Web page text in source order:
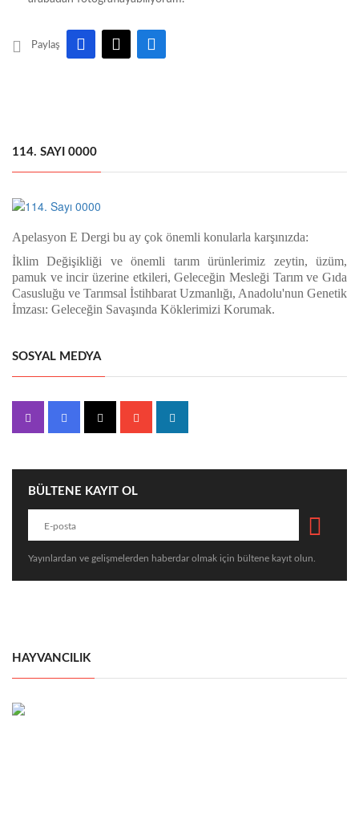
Paylaş
114. SAYI 0000
Apelasyon E Dergi bu ay çok önemli konularla karşınızda:
İklim Değişikliği ve önemli tarım ürünlerimiz zeytin, üzüm,
pamuk ve incir üzerine etkileri,Geleceğin Mesleği Tarım ve Gıda
Casusluğu ve Tarımsal İstihbarat Uzmanlığı, Anadolu'nun Genetik
İmzası: Geleceğin Savaşında Köklerimizi Korumak.
SOSYAL MEDYA
BÜLTENE KAYIT OL
Yayınlardan ve gelişmelerden haberdar olmak için bültene kayıt olun.
HAYVANCILIK